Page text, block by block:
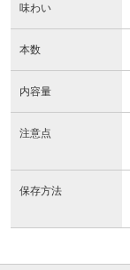
味わい
本数
内容量
注意点
保存方法